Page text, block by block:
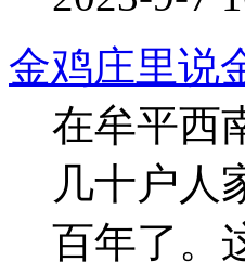
金鸡庄里说
在牟平西
几十户人
百年了。